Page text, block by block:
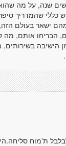
שנה, על מה
כללי שהמדריך
ישאר בעולם הזה,
הבריחו אותם,
הישיבה
ת'מוח